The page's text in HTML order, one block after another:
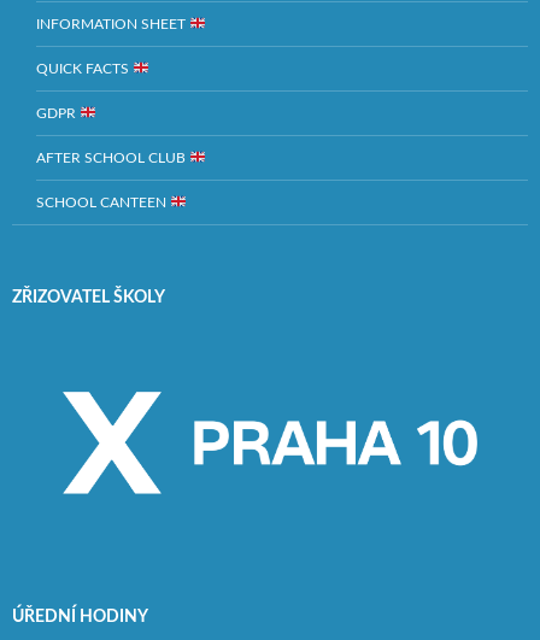
INFORMATION SHEET
QUICK FACTS
GDPR
AFTER SCHOOL CLUB
SCHOOL CANTEEN
ZŘIZOVATEL ŠKOLY
ÚŘEDNÍ HODINY